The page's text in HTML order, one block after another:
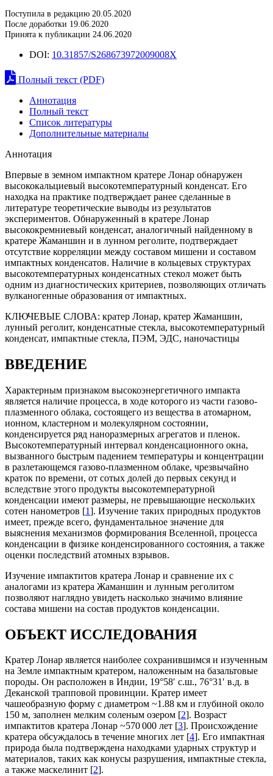
Поступила в редакцию 20.05.2020
После доработки 19.06.2020
Принята к публикации 24.06.2020
DOI: 10.31857/S268673972009008X
Полный текст (PDF)
Аннотация
Полный текст
Список литературы
Дополнительные материалы
Аннотация
Впервые в земном импактном кратере Лонар обнаружен
высококальциевый высокотемпературный конденсат. Его
находка на практике подтверждает ранее сделанные в
литературе теоретические выводы из результатов
экспериментов. Обнаруженный в кратере Лонар
высококремниевый конденсат, аналогичный найденному в
кратере Жаманшин и в лунном реголите, подтверждает
отсутствие корреляции между составом мишени и составом
импактных конденсатов. Наличие в кольцевых структурах
высокотемпературных конденсатных стекол может быть
одним из диагностических критериев, позволяющих отличать
вулканогенные образования от импактных.
КЛЮЧЕВЫЕ СЛОВА: кратер Лонар, кратер Жаманшин,
лунный реголит, конденсатные стекла, высокотемпературный
конденсат, импактные стекла, ПЭМ, ЭДС, наночастицы
ВВЕДЕНИЕ
Характерным признаком высокоэнергетичного импакта
является наличие процесса, в ходе которого из части газово-
плазменного облака, состоящего из вещества в атомарном,
ионном, кластерном и молекулярном состоянии,
конденсируется ряд наноразмерных агрегатов и пленок.
Высокотемпературный интервал конденсационного окна,
вызванного быстрым падением температуры и концентрации
в разлетающемся газово-плазменном облаке, чрезвычайно
краток по времени, от сотых долей до первых секунд и
вследствие этого продукты высокотемпературной
конденсации имеют размеры, не превышающие нескольких
сотен нанометров [1]. Изучение таких природных продуктов
имеет, прежде всего, фундаментальное значение для
выяснения механизмов формирования Вселенной, процесса
конденсации в физике конденсированного состояния, а также
оценки последствий атомных взрывов.
Изучение импактитов кратера Лонар и сравнение их с
аналогами из кратера Жаманшин и лунным реголитом
позволяют наглядно увидеть насколько значимо влияние
состава мишени на состав продуктов конденсации.
ОБЪЕКТ ИССЛЕДОВАНИЯ
Кратер Лонар является наиболее сохранившимся и изученным
на Земле импактным кратером, наложенным на базальтовые
породы. Он расположен в Индии, 19°58′ с.ш., 76°31′ в.д. в
Деканской трапповой провинции. Кратер имеет
чашеобразную форму с диаметром ~1.88 км и глубиной около
150 м, заполнен мелким соленым озером [2]. Возраст
импактитов кратера Лонар ~570 000 лет [3]. Происхождение
кратера обсуждалось в течение многих лет [4]. Его импактная
природа была подтверждена находками ударных структур и
материалов, таких как конусы разрушения, импактные стекла,
а также маскелинит [2].